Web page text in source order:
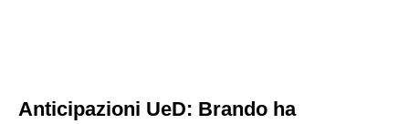
Anticipazioni UeD: Brando ha